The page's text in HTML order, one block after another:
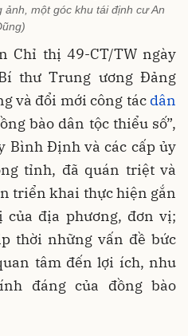
một góc khu tái định cư An
Chỉ thị 49-CT/TW ngày
thư Trung ương Đảng
và đổi mới công tác dân
bào dân tộc thiểu số”,
Bình Định và các cấp ủy
tỉnh, đã quán triệt và
triển khai thực hiện gắn
địa phương, đơn vị;
thời những vấn đề bức
tâm đến lợi ích, nhu
đáng của đồng bào